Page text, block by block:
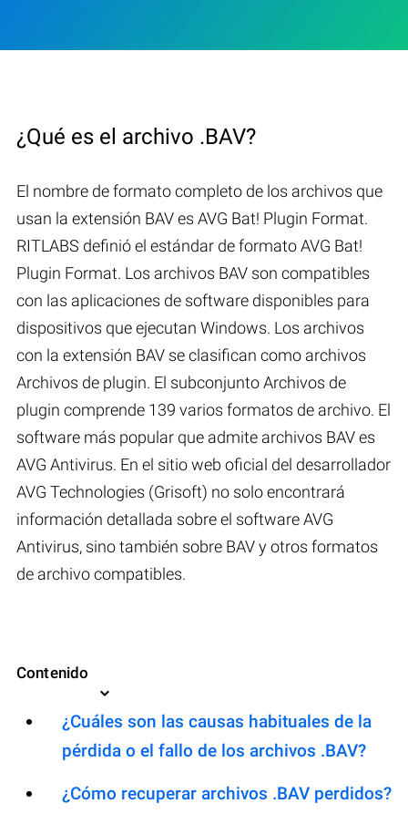
¿Qué es el archivo .BAV?
El nombre de formato completo de los archivos que
usan la extensión BAV es AVG Bat! Plugin Format.
RITLABS definió el estándar de formato AVG Bat!
Plugin Format. Los archivos BAV son compatibles
con las aplicaciones de software disponibles para
dispositivos que ejecutan Windows. Los archivos
con la extensión BAV se clasifican como archivos
Archivos de plugin. El subconjunto Archivos de
plugin comprende 139 varios formatos de archivo. El
software más popular que admite archivos BAV es
AVG Antivirus. En el sitio web oficial del desarrollador
AVG Technologies (Grisoft) no solo encontrará
información detallada sobre el software AVG
Antivirus, sino también sobre BAV y otros formatos
de archivo compatibles.
Contenido
¿Cuáles son las causas habituales de la
pérdida o el fallo de los archivos .BAV?
¿Cómo recuperar archivos .BAV perdidos?